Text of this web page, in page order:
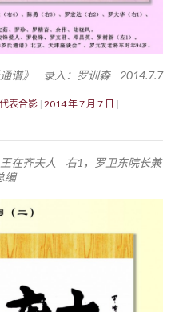
通谱》 录入：罗训森 2014.7.7
表合影 2014 年 7 月 7 日
在齐夫人 右1，罗卫东院长兼
编